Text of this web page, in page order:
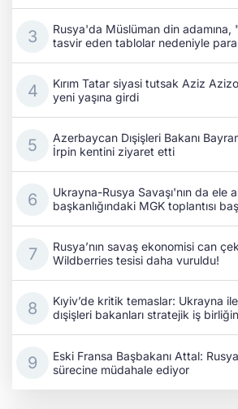
Rusya'da Müslüman din
tasvir eden tablolar nedeniyle para
Kırım Tatar siyasi tutsak Aziz
yeni yaşına girdi
Azerbaycan Dışişleri Bakanı
İrpin kentini ziyaret etti
Ukrayna-Rusya Savaşı'nın da ele
başkanlığındaki MGK toplantısı
Rusya’nın savaş ekonomisi can
Wildberries tesisi daha vuruldu!
Kıyiv’de kritik temaslar: Ukrayna
dışişleri bakanları stratejik iş
Eski Fransa Başbakanı Attal:
sürecine müdahale ediyor